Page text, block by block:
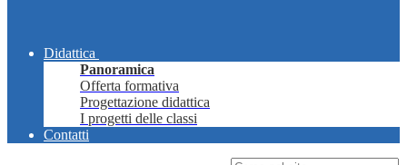
Didattica
Panoramica
Offerta formativa
Progettazione didattica
I progetti delle classi
Contatti